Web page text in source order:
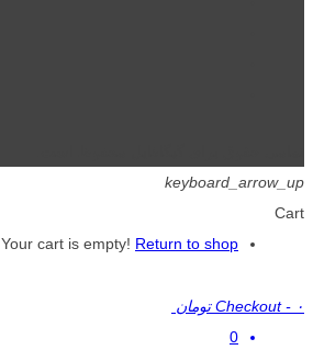
keyboard_arrow_up
Cart
Your cart is empty! Return to shop
Checkout - ۰ تومان
0